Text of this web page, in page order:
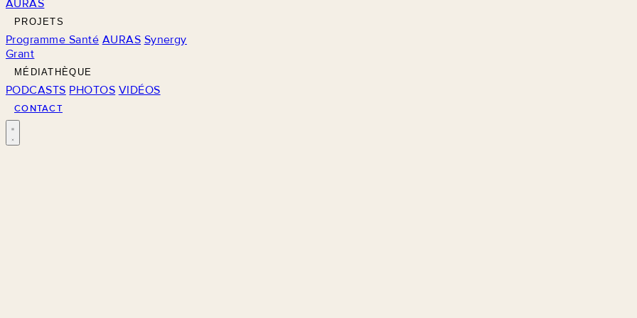
AURAS
PROJETS
Programme Santé AURAS Synergy
Grant
MÉDIATHÈQUE
PODCASTS PHOTOS VIDÉOS
CONTACT